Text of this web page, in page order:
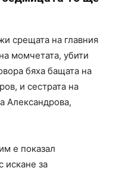
срещата на главния
момчетата, убити
бяха бащата на
и сестрата на
Александрова,
е показал
искане за